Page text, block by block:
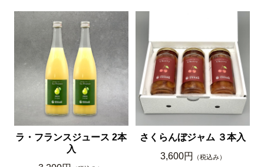
ラ・フランスジュース 2本
入
さくらんぼジャム ３本入
3,600円
（税込み）